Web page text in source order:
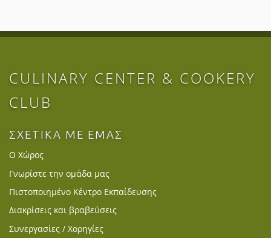
CULINARY CENTER & COOKERY
CLUB
ΣΧΕΤΙΚΑ ΜΕ ΕΜΑΣ
Ο Χώρος
Γνωρίστε την ομάδα μας
Πιστοποιημένο Κέντρο Εκπαίδευσης
Διακρίσεις και βραβεύσεις
Συνεργασίες / Χορηγίες